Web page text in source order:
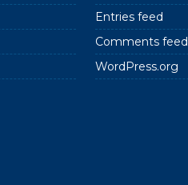
Entries feed
Comments feed
WordPress.org